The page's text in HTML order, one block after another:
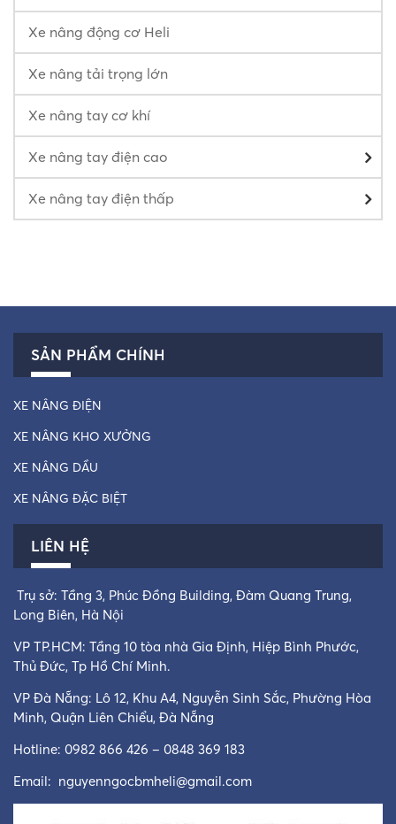
Xe nâng động cơ Heli
Xe nâng tải trọng lớn
Xe nâng tay cơ khí
Xe nâng tay điện cao
Xe nâng tay điện thấp
SẢN PHẨM CHÍNH
XE NÂNG ĐIỆN
XE NÂNG KHO XƯỞNG
XE NÂNG DẦU
XE NÂNG ĐẶC BIỆT
LIÊN HỆ
Trụ sở: Tầng 3, Phúc Đồng Building, Đàm Quang Trung,
Long Biên, Hà Nội
VP TP.HCM: Tầng 10 tòa nhà Gia Định, Hiệp Bình Phước,
Thủ Đức, Tp Hồ Chí Minh.
VP Đà Nẵng: Lô 12, Khu A4, Nguyễn Sinh Sắc, Phường Hòa
Minh, Quận Liên Chiểu, Đà Nẵng
Hotline: 0982 866 426 – 0848 369 183
Email: nguyenngocbmheli@gmail.com